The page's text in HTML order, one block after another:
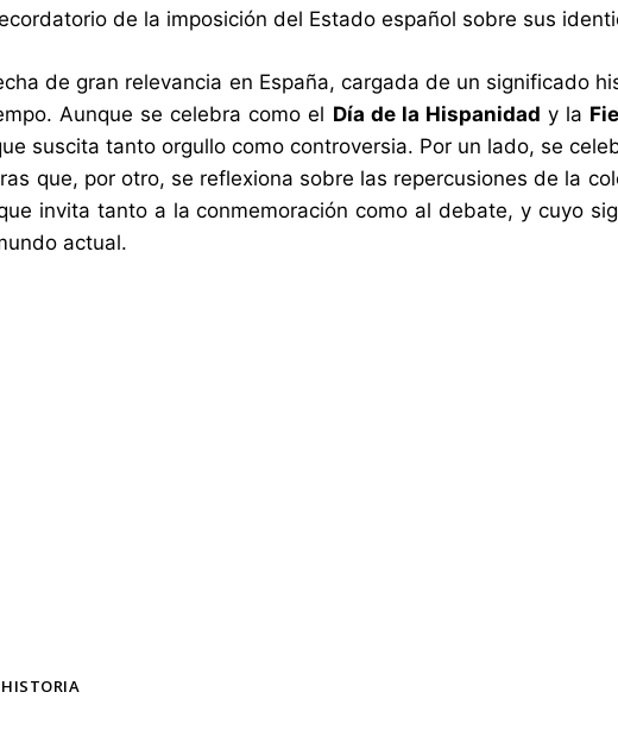
de la imposición del Estado español sobre sus
de gran relevancia en España, cargada de un significado
Aunque se celebra como el Día de la Hispanidad y la
suscita tanto orgullo como controversia. Por un lado, se
que, por otro, se reflexiona sobre las repercusiones de la
invita tanto a la conmemoración como al debate, y cuyo
actual.
HISTORIA